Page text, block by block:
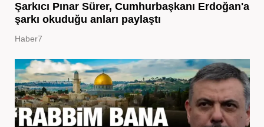
Şarkıcı Pınar Sürer, Cumhurbaşkanı Erdoğan'a
şarkı okuduğu anları paylaştı
Haber7